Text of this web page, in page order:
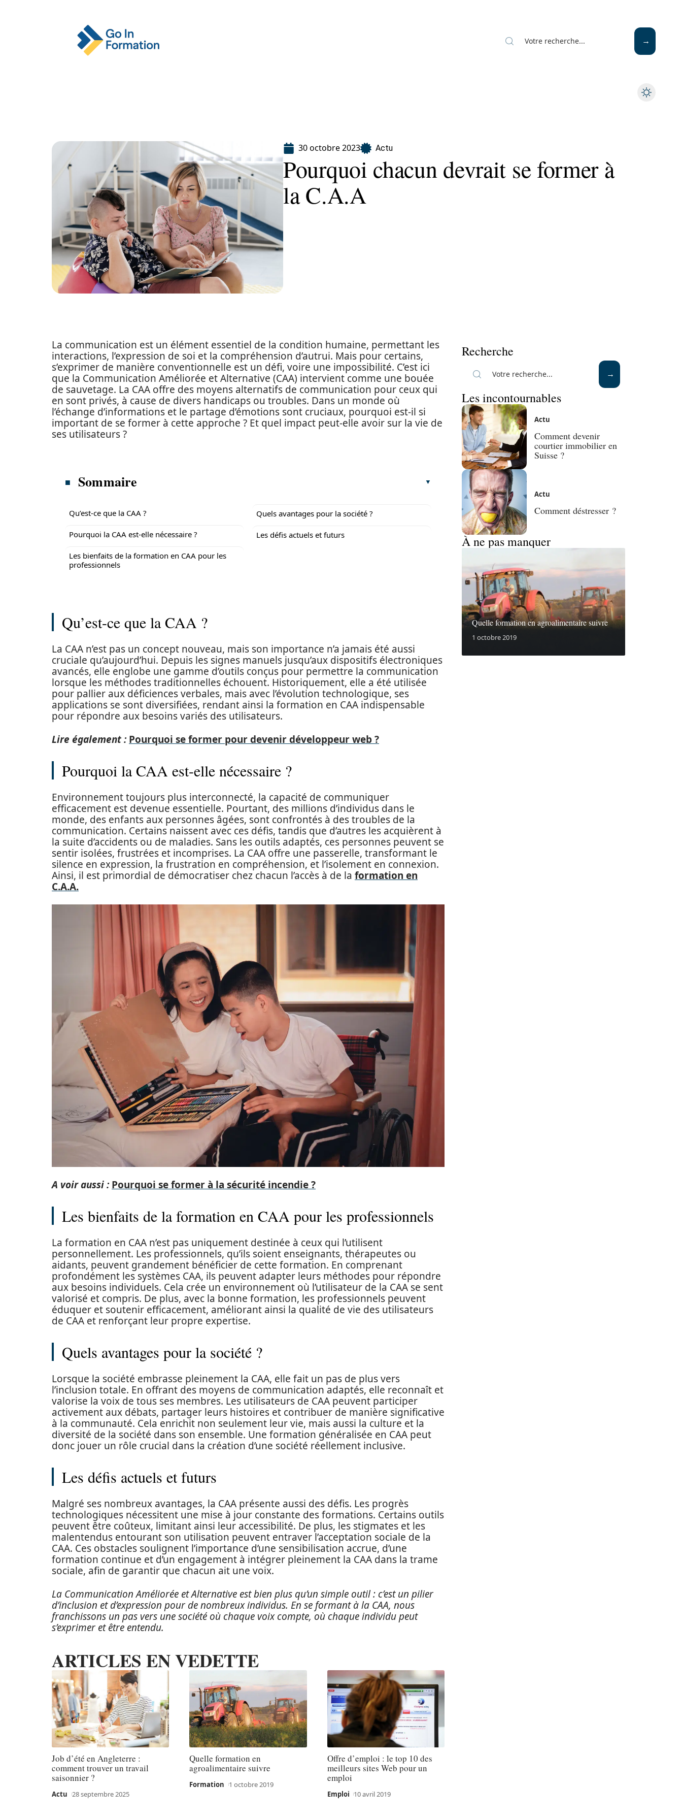
30 octobre 2023 Actu
Pourquoi chacun devrait se former à
la C.A.A
La communication est un élément essentiel de la condition humaine, permettant les
interactions, l’expression de soi et la compréhension d’autrui. Mais pour certains,
s’exprimer de manière conventionnelle est un défi, voire une impossibilité. C’est ici
que la Communication Améliorée et Alternative (CAA) intervient comme une bouée
de sauvetage. La CAA offre des moyens alternatifs de communication pour ceux qui
en sont privés, à cause de divers handicaps ou troubles. Dans un monde où
l’échange d’informations et le partage d’émotions sont cruciaux, pourquoi est-il si
important de se former à cette approche ? Et quel impact peut-elle avoir sur la vie de
ses utilisateurs ?
Sommaire
Qu’est-ce que la CAA ?
Pourquoi la CAA est-elle nécessaire ?
Les bienfaits de la formation en CAA pour les
professionnels
Quels avantages pour la société ?
Les défis actuels et futurs
Qu’est-ce que la CAA ?
La CAA n’est pas un concept nouveau, mais son importance n’a jamais été aussi
cruciale qu’aujourd’hui. Depuis les signes manuels jusqu’aux dispositifs électroniques
avancés, elle englobe une gamme d’outils conçus pour permettre la communication
lorsque les méthodes traditionnelles échouent. Historiquement, elle a été utilisée
pour pallier aux déficiences verbales, mais avec l’évolution technologique, ses
applications se sont diversifiées, rendant ainsi la formation en CAA indispensable
pour répondre aux besoins variés des utilisateurs.
Lire également : Pourquoi se former pour devenir développeur web ?
Pourquoi la CAA est-elle nécessaire ?
Environnement toujours plus interconnecté, la capacité de communiquer
efficacement est devenue essentielle. Pourtant, des millions d’individus dans le
monde, des enfants aux personnes âgées, sont confrontés à des troubles de la
communication. Certains naissent avec ces défis, tandis que d’autres les acquièrent à
la suite d’accidents ou de maladies. Sans les outils adaptés, ces personnes peuvent se
sentir isolées, frustrées et incomprises. La CAA offre une passerelle, transformant le
silence en expression, la frustration en compréhension, et l’isolement en connexion.
Ainsi, il est primordial de démocratiser chez chacun l’accès à de la formation en
C.A.A.
A voir aussi : Pourquoi se former à la sécurité incendie ?
Les bienfaits de la formation en CAA pour les professionnels
La formation en CAA n’est pas uniquement destinée à ceux qui l’utilisent
personnellement. Les professionnels, qu’ils soient enseignants, thérapeutes ou
aidants, peuvent grandement bénéficier de cette formation. En comprenant
profondément les systèmes CAA, ils peuvent adapter leurs méthodes pour répondre
aux besoins individuels. Cela crée un environnement où l’utilisateur de la CAA se sent
valorisé et compris. De plus, avec la bonne formation, les professionnels peuvent
éduquer et soutenir efficacement, améliorant ainsi la qualité de vie des utilisateurs
de CAA et renforçant leur propre expertise.
Quels avantages pour la société ?
Lorsque la société embrasse pleinement la CAA, elle fait un pas de plus vers
l’inclusion totale. En offrant des moyens de communication adaptés, elle reconnaît et
valorise la voix de tous ses membres. Les utilisateurs de CAA peuvent participer
activement aux débats, partager leurs histoires et contribuer de manière significative
à la communauté. Cela enrichit non seulement leur vie, mais aussi la culture et la
diversité de la société dans son ensemble. Une formation généralisée en CAA peut
donc jouer un rôle crucial dans la création d’une société réellement inclusive.
Les défis actuels et futurs
Malgré ses nombreux avantages, la CAA présente aussi des défis. Les progrès
technologiques nécessitent une mise à jour constante des formations. Certains outils
peuvent être coûteux, limitant ainsi leur accessibilité. De plus, les stigmates et les
malentendus entourant son utilisation peuvent entraver l’acceptation sociale de la
CAA. Ces obstacles soulignent l’importance d’une sensibilisation accrue, d’une
formation continue et d’un engagement à intégrer pleinement la CAA dans la trame
sociale, afin de garantir que chacun ait une voix.
La Communication Améliorée et Alternative est bien plus qu’un simple outil : c’est un pilier
d’inclusion et d’expression pour de nombreux individus. En se formant à la CAA, nous
franchissons un pas vers une société où chaque voix compte, où chaque individu peut
s’exprimer et être entendu.
ARTICLES EN VEDETTE
Job d’été en Angleterre :
comment trouver un travail
saisonnier ?
Actu 28 septembre 2025
Quelle formation en
agroalimentaire suivre
Formation 1 octobre 2019
Offre d’emploi : le top 10 des
meilleurs sites Web pour un
emploi
Emploi 10 avril 2019
Recherche
Les incontournables
Actu
Comment devenir
courtier immobilier en
Suisse ?
Actu
Comment déstresser ?
À ne pas manquer
Quelle formation en agroalimentaire suivre
1 octobre 2019